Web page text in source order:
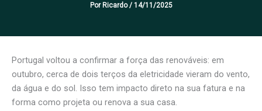
Por Ricardo/ 14/11/2025
Portugal voltou a confirmar a força das renováveis: em
outubro, cerca de dois terços da eletricidade vieram do vento,
da água e do sol. Isso tem impacto direto na sua fatura e na
forma como projeta ou renova a sua casa.